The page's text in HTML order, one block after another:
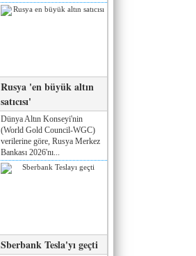
Rusya 'en büyük altın
satıcısı'
Dünya Altın Konseyi'nin
(World Gold Council-WGC)
verilerine göre, Rusya Merkez
Bankası 2026'nı...
Sberbank Tesla'yı geçti